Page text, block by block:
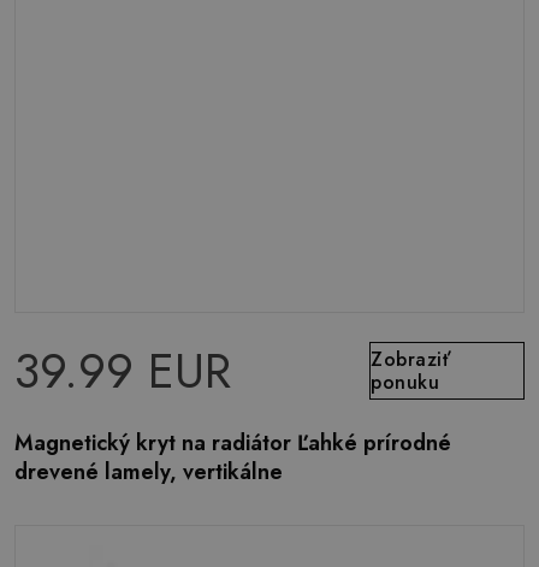
39.99 EUR
Zobraziť
ponuku
Magnetický kryt na radiátor Ľahké prírodné
drevené lamely, vertikálne